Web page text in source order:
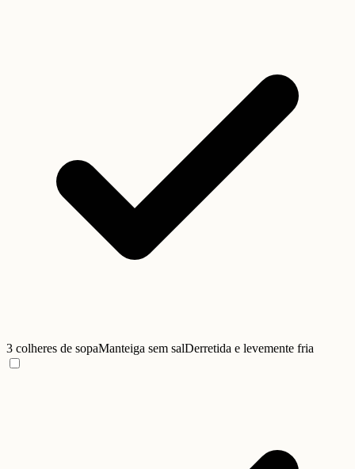
3 colheres de sopaManteiga sem salDerretida e levemente fria